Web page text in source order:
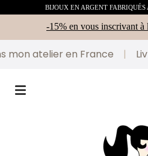
BIJOUX EN ARGENT FABRIQUÉS
-15% en vous inscrivant
atelier en France